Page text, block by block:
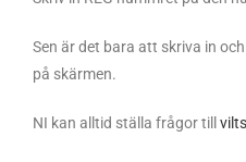
Sen är det bara att skriva in
på skärmen.
NI kan alltid ställa frågor till